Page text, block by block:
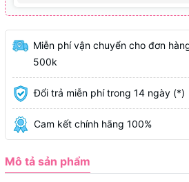
Miễn phí vận chuyển cho đơn
500k
Đổi trả miễn phí trong 14 ngày (*)
Cam kết chính hãng 100%
Mô tả sản phẩm